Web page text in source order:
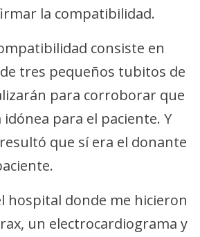
la compatibilidad.
consiste en
tres pequeños tubitos de
para corroborar que
para el paciente. Y
que sí era el donante
hospital donde me hicieron
un electrocardiograma y